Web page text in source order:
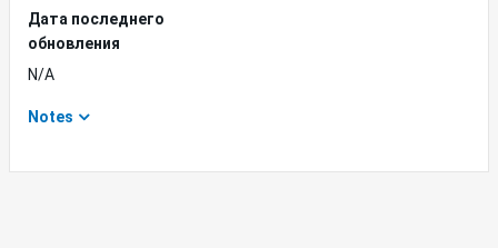
Дата последнего
обновления
N/A
Notes